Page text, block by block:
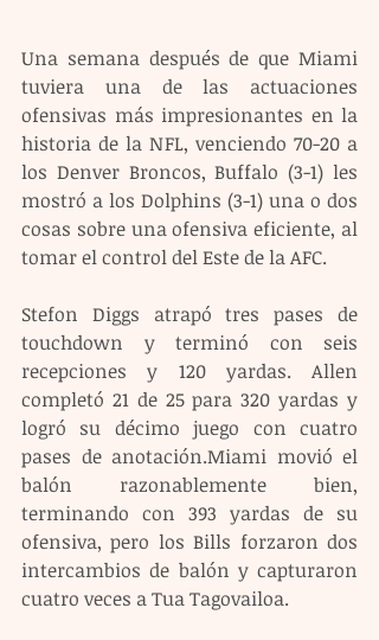
Una semana después de que Miami
tuviera una de las actuaciones
ofensivas más impresionantes en la
historia de la NFL, venciendo 70-20 a
los Denver Broncos, Buffalo (3-1) les
mostró a los Dolphins (3-1) una o dos
cosas sobre una ofensiva eficiente, al
tomar el control del Este de la AFC.
Stefon Diggs atrapó tres pases de
touchdown y terminó con seis
recepciones y 120 yardas. Allen
completó 21 de 25 para 320 yardas y
logró su décimo juego con cuatro
pases de anotación.Miami movió el
balón razonablemente bien,
terminando con 393 yardas de su
ofensiva, pero los Bills forzaron dos
intercambios de balón y capturaron
cuatro veces a Tua Tagovailoa.